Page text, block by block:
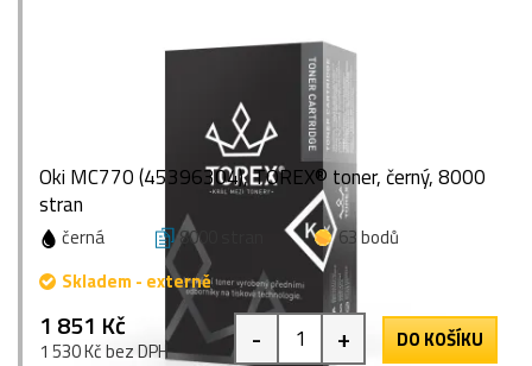
Oki MC770 (45396304), TOREX® toner, černý, 8000
stran
černá 8000 stran
63 bodů
Skladem - externě
1 851 Kč
1 530 Kč bez DPH - + DO KOŠÍKU